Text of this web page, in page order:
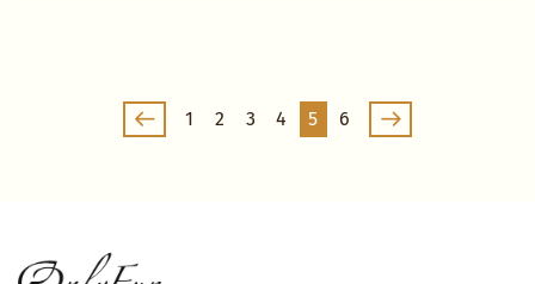
1 2 3 4 5 6